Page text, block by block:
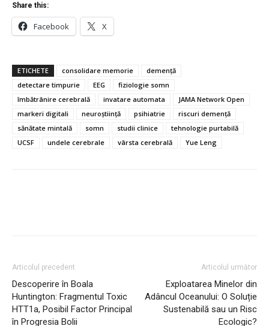
Share this:
Facebook X
ETICHETE consolidare memorie
demență
detectare timpurie
EEG
fiziologie somn
îmbătrânire cerebrală
invatare automata
JAMA Network Open
markeri digitali
neuroștiință psihiatrie
riscuri demență
sănătate mintală
somn studii clinice
tehnologie purtabilă
UCSF
undele cerebrale vârsta cerebrală Yue Leng
Articolul precedent
Descoperire în Boala
Huntington: Fragmentul Toxic
HTT1a, Posibil Factor Principal
în Progresia Bolii
Articolul următor
Exploatarea Minelor din
Adâncul Oceanului: O Soluție
Sustenabilă sau un Risc
Ecologic?